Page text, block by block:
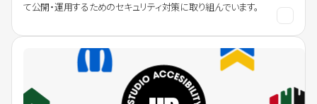
て公開・運用するためのセキュリティ対策に取り組んでいます。